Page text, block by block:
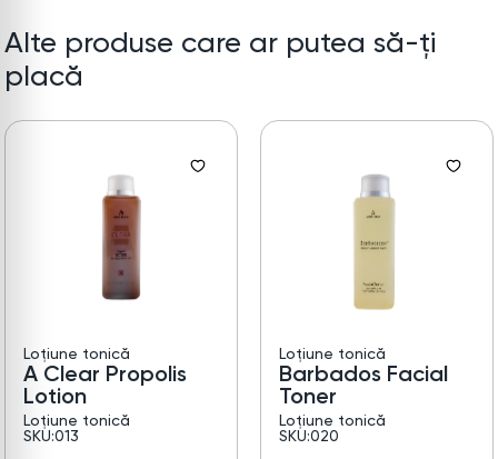
Alte produse care ar putea să-ți
placă
Loțiune tonică
A Clear Propolis
Lotion
Loțiune tonică
SKU:013
Loțiune tonică
Barbados Facial
Toner
Loțiune tonică
SKU:020